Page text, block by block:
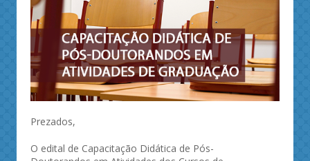
Prezados,
O edital de Capacitação Didática de Pós-